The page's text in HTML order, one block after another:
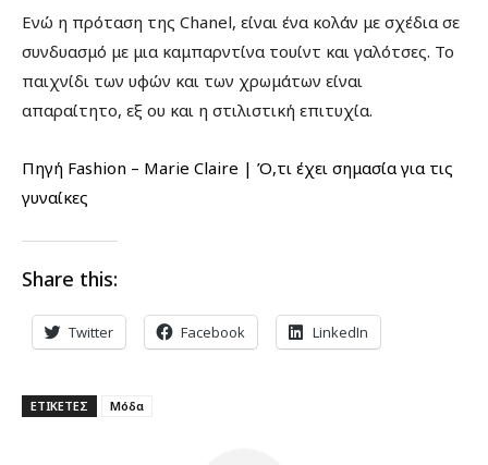
Ενώ η πρόταση της Chanel, είναι ένα κολάν με σχέδια σε
συνδυασμό με μια καμπαρντίνα τουίντ και γαλότσες. Το
παιχνίδι των υφών και των χρωμάτων είναι
απαραίτητο, εξ ου και η στιλιστική επιτυχία.
Πηγή Fashion – Marie Claire | Ό,τι έχει σημασία για τις
γυναίκες
Share this:
Twitter Facebook LinkedIn
ΕΤΙΚΕΤΕΣ Μόδα